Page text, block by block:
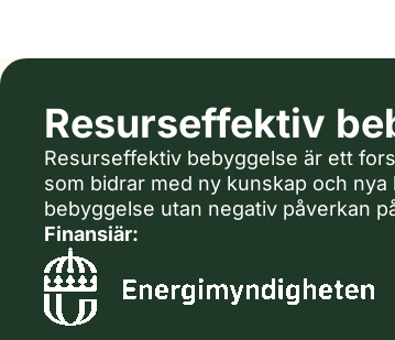
Resurseffektiv
Resurseffektiv bebyggelse är ett
som bidrar med ny kunskap och
bebyggelse utan negativ påverkan
Finansiär: